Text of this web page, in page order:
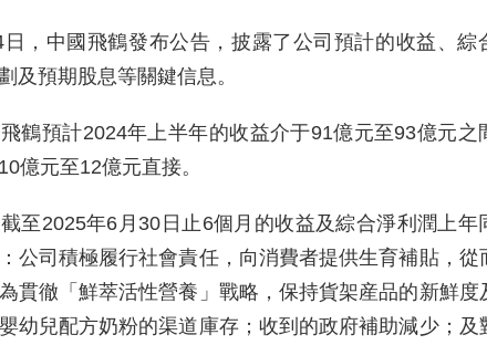
日，中國飛鶴發布公告，披露了公司預計的收益、綜
及預期股息等關鍵信息。
鶴預計2024年上半年的收益介于91億元至93億元之
億元至12億元直接。
至2025年6月30日止6個月的收益及綜合淨利潤上年
公司積極履行社會責任，向消費者提供生育補貼，從
貫徹「鮮萃活性營養」戰略，保持貨架産品的新鮮度
幼兒配方奶粉的渠道庫存；收到的政府補助減少；及